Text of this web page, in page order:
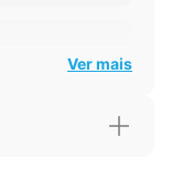
Ver mais